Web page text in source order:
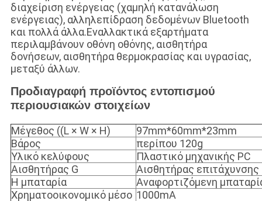
διαχείριση ενέργειας (χαμηλή κατανάλωση
ενέργειας), αλληλεπίδραση δεδομένων Bluetooth
και πολλά άλλα.Εναλλακτικά εξαρτήματα
περιλαμβάνουν οθόνη οθόνης, αισθητήρα
δονήσεων, αισθητήρα θερμοκρασίας και υγρασίας,
μεταξύ άλλων.
Προδιαγραφή προϊόντος εντοπισμού
περιουσιακών στοιχείων
Μέγεθος ((L × W × H)
97mm*60mm*23mm
Βάρος
περίπου 120g
Υλικό κελύφους
Πλαστικό μηχανικής PC
Αισθητήρας G
Αισθητήρας
Η μπαταρία
Αναφορτιζόμενη
Χρηματοοικονομικό μέσο 1000mA